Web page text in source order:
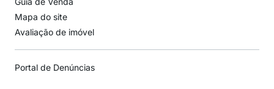
Mapa do site
Avaliação de imóvel
Portal de Denúncias